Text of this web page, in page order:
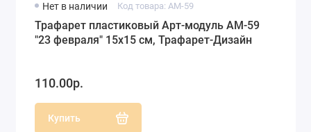
Нет в наличии Код товара: АМ-59
Трафарет пластиковый Арт-модуль АМ-59
"23 февраля" 15х15 см, Трафарет-Дизайн
110.00р.
Купить